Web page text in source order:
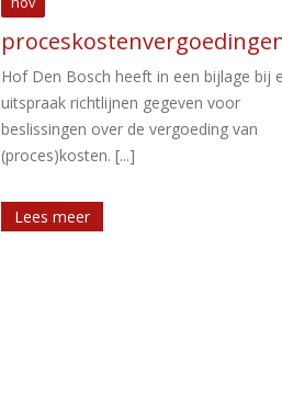
belastingplichtigen
Een recente uitspraak van de rechtbank
Zeeland-West-Brabant onderstreept hoe
strikt de Nederlandse belastingrechter
omgaat met termijnoverschrijdingen. De